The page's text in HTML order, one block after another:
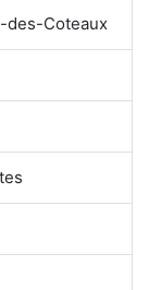
des-Coteaux